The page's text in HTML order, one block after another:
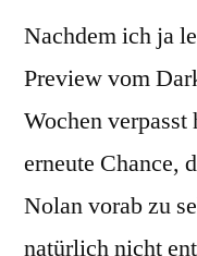
Nachdem ich ja
Preview vom
Wochen verpasst
erneute Chance,
Nolan vorab zu
natürlich nicht